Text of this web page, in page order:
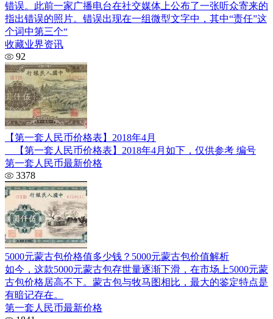
错误。此前一家广播电台在社交媒体上公布了一张听众寄来的
指出错误的照片。错误出现在一组微型文字中，其中“责任”这
个词中第三个“
收藏业界资讯
92
【第一套人民币价格表】2018年4月
【第一套人民币价格表】2018年4月如下，仅供参考 编号
第一套人民币最新价格
3378
5000元蒙古包价格值多少钱？5000元蒙古包价值解析
如今，这款5000元蒙古包存世量逐渐下滑，在市场上5000元蒙
古包价格居高不下。蒙古包与牧马图相比，最大的鉴定特点是
有暗记存在。
第一套人民币最新价格